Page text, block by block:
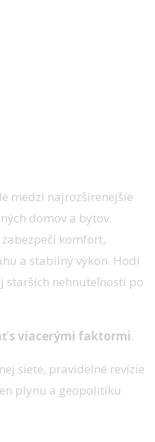
medzi najrozšírenejšie
domov a bytov.
komfort,
a stabilný výkon. Hodí
starších nehnuteľností po
s viacerými faktormi.
siete, pravidelné revízie
plynu a geopolitiku